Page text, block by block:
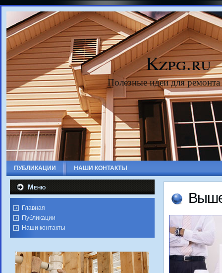
Kzpg.ru
Полезные идеи для
ПУБЛИКАЦИИ НАШИ КОНТАКТЫ
Меню
Главная
Публикации
Наши контакты